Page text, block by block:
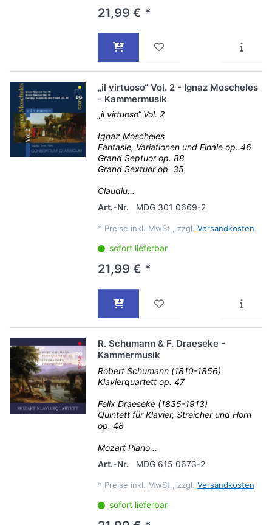
21,99 € *
„il virtuoso“ Vol. 2 - Ignaz Moscheles
- Kammermusik
„il virtuoso“ Vol. 2
Ignaz Moscheles
Fantasie, Variationen und Finale op. 46
Grand Septuor op. 88
Grand Sextuor op. 35
Claudiu...
Art.-Nr.
MDG 301 0669-2
* Preise inkl. MwSt., zzgl. Versandkosten
sofort lieferbar
21,99 € *
R. Schumann & F. Draeseke -
Kammermusik
Robert Schumann (1810-1856)
Klavierquartett op. 47
Felix Draeseke (1835-1913)
Quintett für Klavier, Streicher und Horn
op. 48
Mozart Piano...
Art.-Nr.
MDG 615 0673-2
* Preise inkl. MwSt., zzgl. Versandkosten
sofort lieferbar